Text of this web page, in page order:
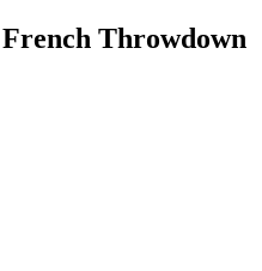
Throwdown